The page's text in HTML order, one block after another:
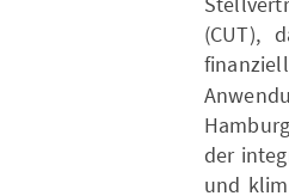
(CUT),
der
und